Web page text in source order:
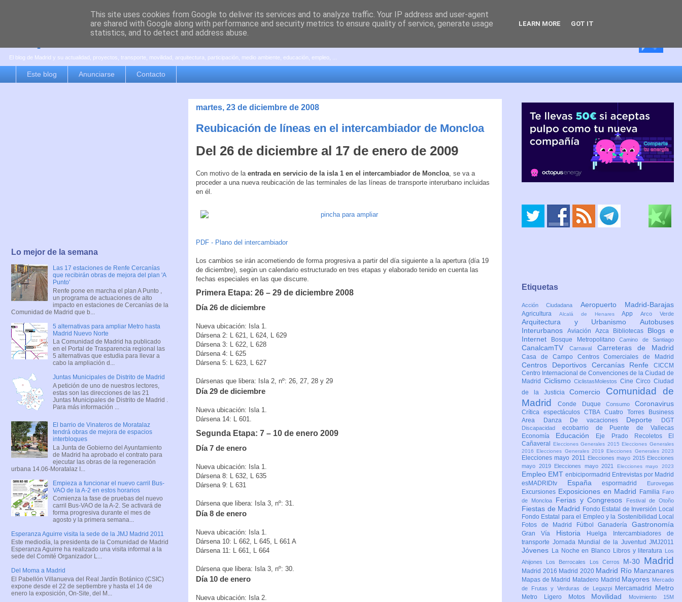
es por madrid
El blog de Madrid y su actualidad, proyectos, transporte, movilidad, arquitectura, participación, medio ambiente, educación, empleo, ...
Este blog Anunciarse Contacto
martes, 23 de diciembre de 2008
Reubicación de líneas en el intercambiador de Moncloa
Del 26 de diciembre al 17 de enero de 2009
Con motivo de la entrada en servicio de la isla 1 en el intercambiador de Moncloa , se va a
proceder a una nueva reubicación de las terminales de las líneas de transporte interurbano incluidas
en él.
PDF - Plano del intercambiador
Los cambios se irán acometiendo de forma progresiva a partir del día siguiente a la apertura (día 19
de diciembre), según un calendario estructurado en tres etapas y elaborado tenido en cuenta las
fechas especiales en las que discurre.
Primera Etapa: 26 – 29 de diciembre 2008
Día 26 de diciembre
Nueva ubicación: Isla 1.
Dársena 2: L 621, L 624, L 629
Dársena 3: L 622, L 628
Dársena 4: L 625
Dársena 5: L 623, L 627
Dársenas que libera: Isla 2, nº: 26, 27, 28 y 29
Día 29 de diciembre
Nueva ubicación: Isla 1.
Dársena 14: L 601.
Segunda Etapa: 7 – 10 de enero 2009
Día 7 de enero
Nueva ubicación: Isla 1.
Dársena 8: L 632, L 635
Dársena 9: L 631
Dársena que libera: Isla 3, nº: 31.
Día 8 de enero
Nueva ubicación: Isla 1.
Dársena 10: L 662, L 645, L 661 A
Dársena 11: L 661, L 664
Dársena que libera: Isla 3, nº: 30.
Día 10 de enero
Nueva ubicación: Isla 2.
Lo mejor de la semana
Las 17 estaciones de Renfe Cercanías
que recibirán obras de mejora del plan 'A
Punto'
Renfe pone en marcha el plan A Punto ,
un programa de actuaciones de alto
impacto en estaciones de Cercanías de la
Comunidad de Madrid que b...
5 alternativas para ampliar Metro hasta
Madrid Nuevo Norte
La Comunidad de Madrid ha publicado
en el Portal de Trasparencia regional las
5 alternativas que estudia para llevar a
cabo la ampliación d...
Juntas Municipales de Distrito de Madrid
A petición de uno de nuestros lectores,
estas son las direcciones de las 21
Juntas Municipales de Distrito de Madrid .
Para más información ...
El barrio de Vinateros de Moratalaz
tendrá obras de mejora de espacios
interbloques
La Junta de Gobierno del Ayuntamiento
de Madrid ha aprobado el contrato para
ejecutar las obras de la regeneración
urbana 14.06-Moratalaz I...
Empieza a funcionar el nuevo carril Bus-
VAO de la A-2 en estos horarios
Comienza la fase de pruebas del nuevo
carril Bus-VAO de la A-2. Se activará de
forma progresiva durante el mes de
agosto y la primera semana...
Esperanza Aguirre visita la sede de la JMJ Madrid 2011
Este mediodía, la presidenta de la Comunidad de Madrid
Esperanza Aguirre ha realizado una visita informal a la
sede del Comité Organizador L...
Del Moma a Madrid
El Pabellón Villanueva del Real Jardín Botánico (CSIC)
expone desde el 22 de septiembre y hasta el 14 de
enero la exposición, On-Site, del M...
Etiquetas
Acción Ciudadana Aeropuerto Madrid-Barajas
Agricultura Alcalá de HenaresAppArco Verde
Arquitectura y Urbanismo Autobuses
Interurbanos Aviación Azca Bibliotecas Blogs e
Internet
Bosque MetropolitanoCamino de Santiago
CanalcamTV Carnaval Carreteras de Madrid
Casa de Campo Centros Comerciales de Madrid
Centros Deportivos Cercanías Renfe CICCM
Centro Internacional de Convenciones de la Ciudad de
Madrid CiclismoCiclistasMolestos CineCircoCiudad
de la JusticiaComercio Comunidad de
MadridConde Duque Consumo Coronavirus
Crítica espectáculosCTBA Cuatro Torres Business
Area
Danza De vacaciones Deporte DGT
Discapacidad ecobarrio de Puente de Vallecas
Economía Educación Eje Prado Recoletos
El
Cañaveral
Elecciones Generales 2015 Elecciones Generales
2016 Elecciones Generales 2019 Elecciones Generales 2023
Elecciones mayo 2011 Elecciones mayo 2015 Elecciones
mayo 2019
Elecciones mayo 2021 Elecciones mayo 2023
Empleo EMT enbicipormadrid Entrevistas por Madrid
esMADRIDtv Españaespormadrid Eurovegas
Excursiones Exposiciones en Madrid Familia Faro
de Moncloa
Ferias y Congresos Festival de Otoño
Fiestas de Madrid Fondo Estatal de Inversión Local
Fondo Estatal para el Empleo y la Sostenibilidad Local
Fotos de Madrid
FútbolGanaderíaGastronomía
Gran Vía Historia Huelga
Intercambiadores de
transporte Jornada Mundial de la Juventud JMJ2011
Jóvenes La Noche en Blanco Libros y literatura
Los
Ahijones
Los Berrocales Los Cerros M-30 Madrid
Madrid 2016 Madrid 2020 Madrid Río Manzanares
Mapas de Madrid Matadero Madrid Mayores Mercado
de Frutas y Verduras de Legazpi
Mercamadrid Metro
Metro Ligero Motos Movilidad Movimiento 15M
This site uses cookies from Google to deliver its services and to analyze traffic. Your IP address and user-agent
are shared with Google along with performance and security metrics to ensure quality of service, generate usage
statistics, and to detect and address abuse.
LEARN MORE GOT IT